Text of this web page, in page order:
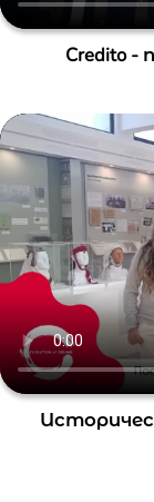
Credito